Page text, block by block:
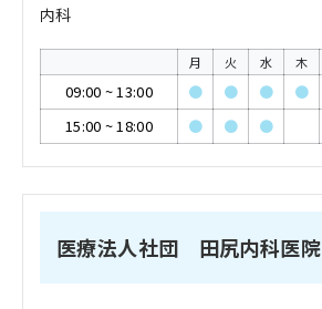
内科
月 火 水 木
09:00 ~13:00 ● ● ● ●
15:00 ~18:00 ● ● ●
医療法人社団 田尻内科医院